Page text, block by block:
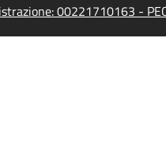
00221710163 -